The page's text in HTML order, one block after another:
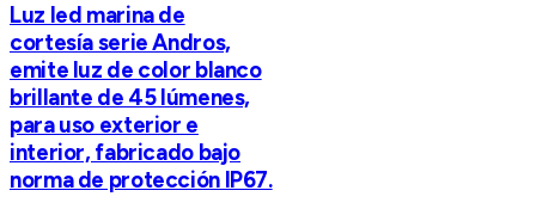
Luz led marina de
cortesía serie Andros,
emite luz de color blanco
brillante de 45 lúmenes,
para uso exterior e
interior, fabricado bajo
norma de protección IP67.